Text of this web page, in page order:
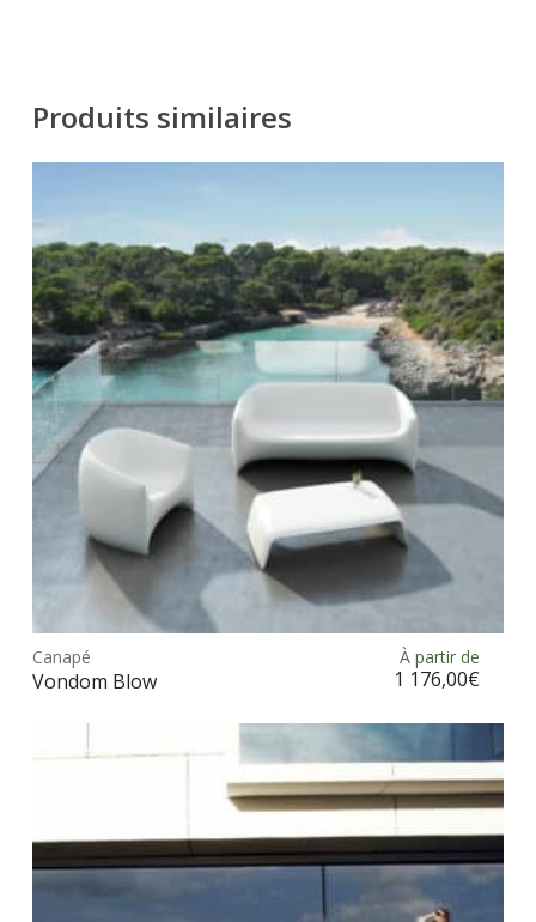
Produits similaires
Les
Canapé
Vondom Blow
À partir de
1 176,00€